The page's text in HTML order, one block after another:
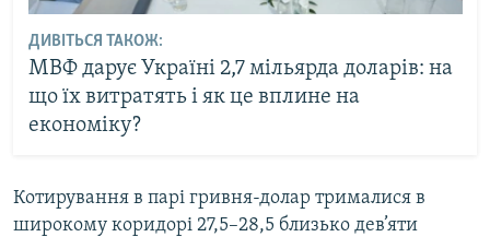
ДИВІТЬСЯ ТАКОЖ:
МВФ дарує Україні 2,7 мільярда доларів: на
що їх витратять і як це вплине на
економіку?
Котирування в парі гривня-долар трималися в
широкому коридорі 27,5–28,5 близько дев’яти